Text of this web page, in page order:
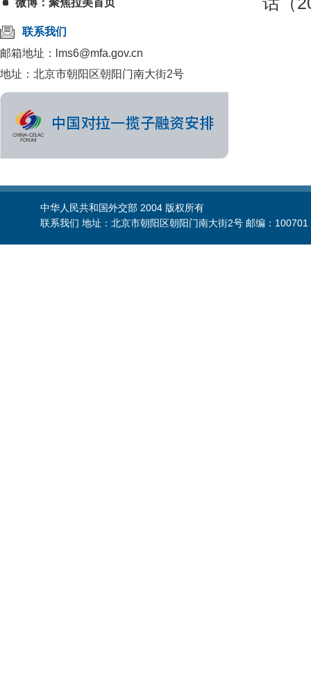
微博：聚焦拉美首页
联系我们
邮箱地址：lms6@mfa.gov.cn
地址：北京市朝阳区朝阳门南大街2号
中华人民共和国外交部 2004 版权所有
联系我们 地址：北京市朝阳区朝阳门南大街2号 邮编：